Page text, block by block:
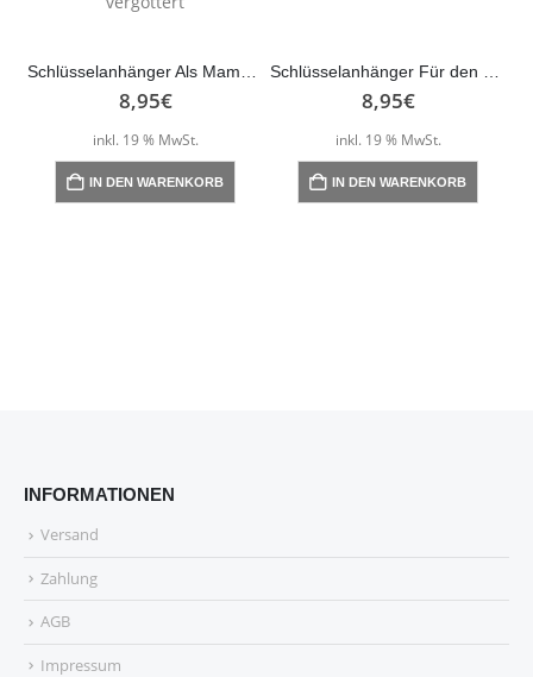
Schlüsselanhänger Als Mama geliebt, als Oma vergöttert
8,95€
inkl. 19 % MwSt.
IN DEN WARENKORB
Schlüsselanhänger Für den besten Opa…
8,95€
inkl. 19 % MwSt.
IN DEN WARENKORB
INFORMATIONEN
Versand
Zahlung
AGB
Impressum